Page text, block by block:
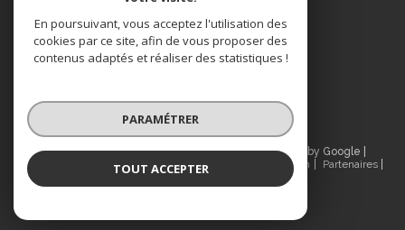
nous
© 2026 | Tous droits réservés | Traduction powered by Google |
Nos honoraires
Plan du site Mentions légales Admin
Partenaires
Politique RGPD
En poursuivant, vous acceptez l'utilisation des
cookies par ce site, afin de vous proposer des
contenus adaptés et réaliser des statistiques !
PARAMÉTRER
TOUT ACCEPTER